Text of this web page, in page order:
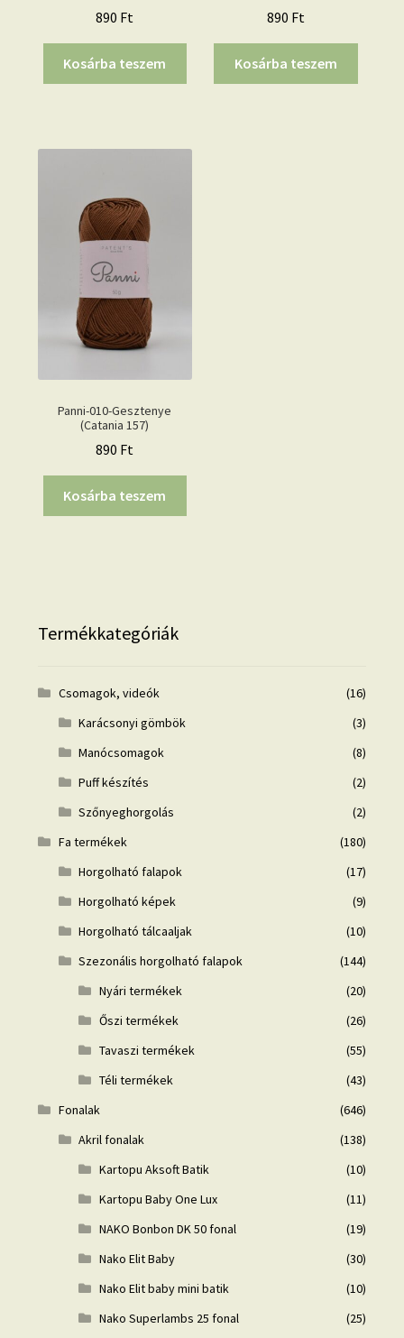
890 Ft
Kosárba teszem
890 Ft
Kosárba teszem
Panni-010-Gesztenye
(Catania 157)
890 Ft
Kosárba teszem
Termékkategóriák
Csomagok, videók
(16)
Karácsonyi gömbök
(3)
Manócsomagok
(8)
Puff készítés
(2)
Szőnyeghorgolás
(2)
Fa termékek
(180)
Horgolható falapok
(17)
Horgolható képek
(9)
Horgolható tálcaaljak
(10)
Szezonális horgolható falapok
(144)
Nyári termékek
(20)
Őszi termékek
(26)
Tavaszi termékek
(55)
Téli termékek
(43)
Fonalak
(646)
Akril fonalak
(138)
Kartopu Aksoft Batik
(10)
Kartopu Baby One Lux
(11)
NAKO Bonbon DK 50 fonal
(19)
Nako Elit Baby
(30)
Nako Elit baby mini batik
(10)
Nako Superlambs 25 fonal
(25)